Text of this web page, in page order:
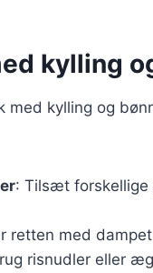
kylling
med kylling og
: Tilsæt forskellige
retten med
risnudler eller